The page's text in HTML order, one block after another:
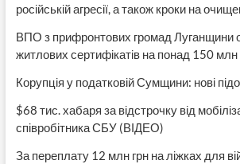
російській агресії, а також кроки на
ВПО з прифронтових громад Луганщини
житлових сертифікатів на понад 150
Корупція у податковій Сумщини: нові
$68 тис. хабаря за відстрочку від
співробітника СБУ (ВІДЕО)
За переплату 12 млн грн на ліжках для